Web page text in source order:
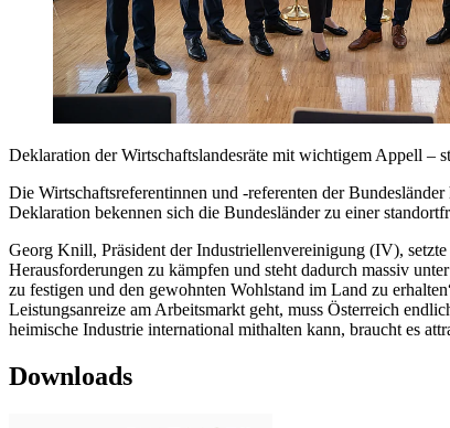
Deklaration der Wirtschaftslandesräte mit wichtigem Appell –
Die Wirtschaftsreferentinnen und -referenten der
Deklaration bekennen sich die Bundesländer zu einer
Georg Knill, Präsident der Industriellenvereinigung (IV),
Herausforderungen zu kämpfen und steht dadurch massiv
zu festigen und den gewohnten Wohlstand im Land zu
Leistungsanreize am Arbeitsmarkt geht, muss Österreich
heimische Industrie international mithalten kann, braucht es
Downloads